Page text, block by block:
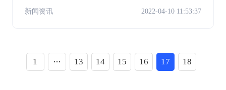
离。
新闻资讯 2022-04-10 11:53:37
1 13 14 15 16 17 18